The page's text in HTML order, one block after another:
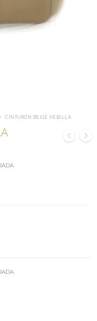
CINTURÓN BEIGE HEBILLA